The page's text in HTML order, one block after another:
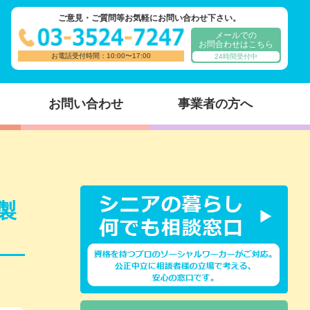
ご意見・ご質問等お気軽にお問い合わせ下さい。
お電話受付時間：10:00〜17:00
メールでの
お問合わせはこちら
24時間受付中
お問い合わせ 事業者の方へ